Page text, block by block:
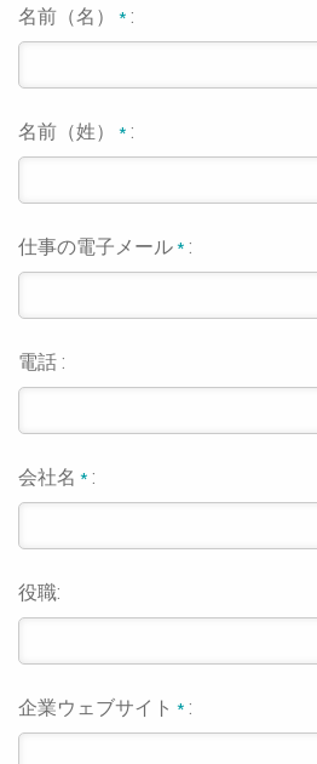
名前（名）* :
名前（姓）* :
仕事の電子メール* :
電話 :
会社名* :
役職:
企業ウェブサイト* :